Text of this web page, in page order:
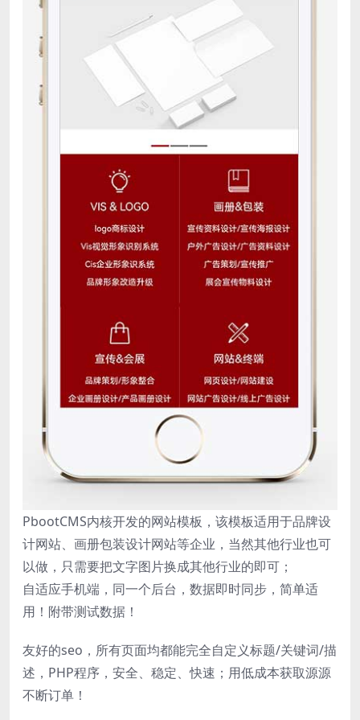
PbootCMS内核开发的网站模板，该模板适用于品牌设
计网站、画册包装设计网站等企业，当然其他行业也可
以做，只需要把文字图片换成其他行业的即可；
自适应手机端，同一个后台，数据即时同步，简单适
用！附带测试数据！
友好的seo，所有页面均都能完全自定义标题/关键词/描
述，PHP程序，安全、稳定、快速；用低成本获取源源
不断订单！